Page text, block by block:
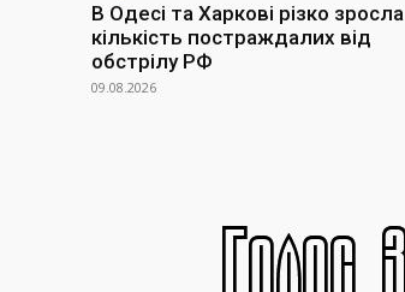
В Одесі та Харкові різко зросла
кількість постраждалих від
обстрілу РФ
09.08.2026